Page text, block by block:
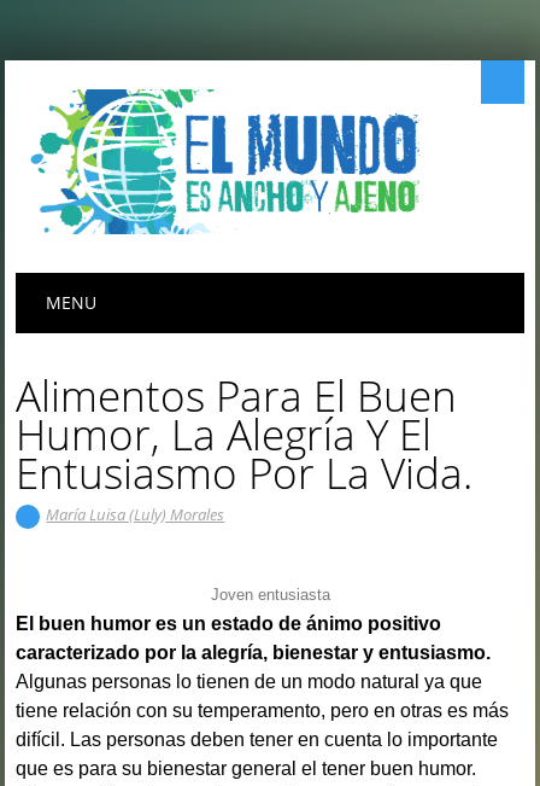
Menú principal
MENU
Alimentos Para El Buen
Humor, La Alegría Y El
Entusiasmo Por La Vida.
María Luisa (Luly) Morales
Joven entusiasta
El buen humor es un estado de ánimo positivo
caracterizado por la alegría, bienestar y entusiasmo.
Algunas personas lo tienen de un modo natural ya que
tiene relación con su temperamento, pero en otras es más
difícil. Las personas deben tener en cuenta lo importante
que es para su bienestar general el tener buen humor.